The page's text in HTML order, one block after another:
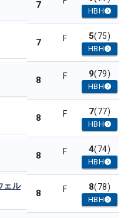
7
HBH
7 F 5(75)
HBH
8 F 9(79)
HBH
8 F 7(77)
HBH
8 F 4(74)
HBH
ェル
8 F 8(78)
HBH